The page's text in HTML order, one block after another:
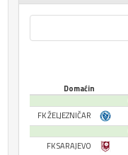
Domaćin
FK ŽELJEZNIČAR
FK SARAJEVO